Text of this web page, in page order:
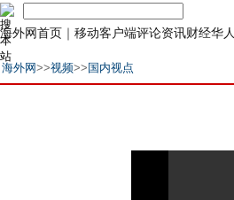
海外网首页 ｜ 移动客户端评论资讯财经华人
海外网>>视频>> 国内视点